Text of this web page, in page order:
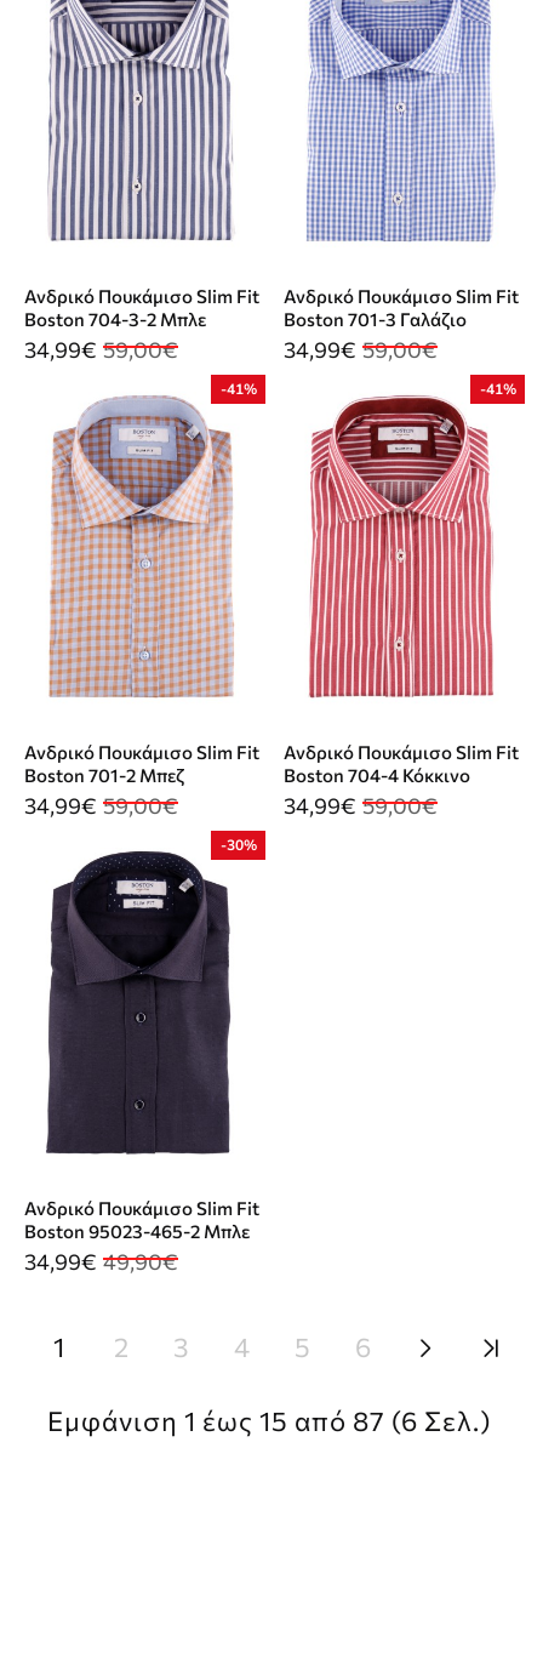
Ανδρικό Πουκάμισο Slim Fit
Boston 704-3-2 Μπλε
34,99€ 59,00€
Ανδρικό Πουκάμισο Slim Fit
Boston 701-3 Γαλάζιο
34,99€ 59,00€
-41%
Ανδρικό Πουκάμισο Slim Fit
Boston 701-2 Μπεζ
34,99€ 59,00€
-41%
Ανδρικό Πουκάμισο Slim Fit
Boston 704-4 Κόκκινο
34,99€ 59,00€
-30%
Ανδρικό Πουκάμισο Slim Fit
Boston 95023-465-2 Μπλε
34,99€ 49,90€
1 2 3 4 5 6
Εμφάνιση 1 έως 15 από 87 (6 Σελ.)